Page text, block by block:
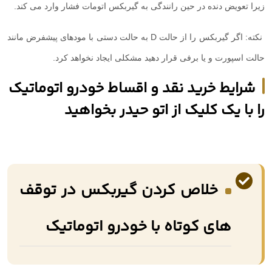
زیرا تعویض دنده در حین رانندگی به گیربکس اتومات فشار وارد می کند.
نکته: اگر گیربکس را از حالتD به حالت دستی با مودهای پیشفرض مانند
حالت اسپورت و یا برفی قرار دهید مشکلی ایجاد نخواهد کرد.
شرایط خرید نقد و اقساط خودرو اتوماتیک
را با یک کلیک از اتو حیدر بخواهید
خلاص کردن گیربکس در توقف
های کوتاه با خودرو اتوماتیک